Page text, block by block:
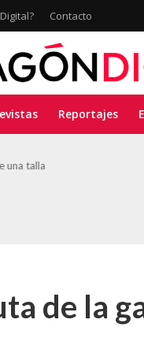
Contacto
Reportajes
una talla
de la